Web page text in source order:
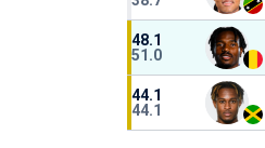
48.1
51.0
44.1
44.1